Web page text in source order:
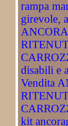
rampa
girevole,
disabili e
Vendita
kit